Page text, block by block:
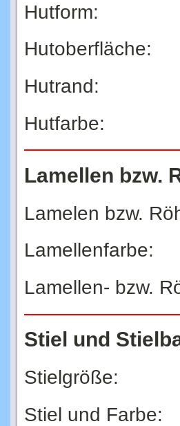
Hutform:
Hutoberfläche:
Hutrand:
Hutfarbe:
Lamellen bzw.
Lamelen bzw.
Lamellenfarbe:
Lamellen- bzw.
Stiel und
Stielgröße:
Stiel und Farbe: